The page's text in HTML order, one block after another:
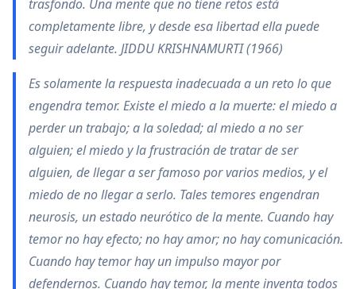
trasfondo. Una mente que no tiene retos está
completamente libre, y desde esa libertad ella puede
seguir adelante. JIDDU KRISHNAMURTI (1966)
Es solamente la respuesta inadecuada a un reto lo que
engendra temor. Existe el miedo a la muerte: el miedo a
perder un trabajo; a la soledad; al miedo a no ser
alguien; el miedo y la frustración de tratar de ser
alguien, de llegar a ser famoso por varios medios, y el
miedo de no llegar a serlo. Tales temores engendran
neurosis, un estado neurótico de la mente. Cuando hay
temor no hay efecto; no hay amor; no hay comunicación.
Cuando hay temor hay un impulso mayor por
defendernos. Cuando hay temor, la mente inventa todos